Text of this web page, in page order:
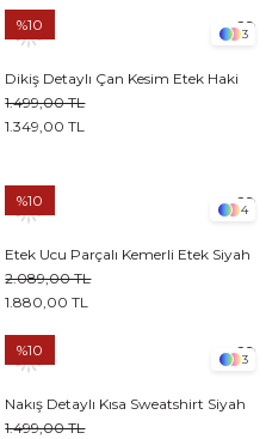
3
Dikiş Detaylı Çan Kesim Etek Haki
1.349,00 TL
1.499,00 TL
%10
4
Etek Ucu Parçalı Kemerli Etek Siyah
1.880,00 TL
2.089,00 TL
%10
3
Nakış Detaylı Kısa Sweatshirt Siyah
1.499,00 TL
%10